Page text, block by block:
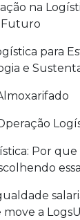
na
Futuro
para
e
Por que
a